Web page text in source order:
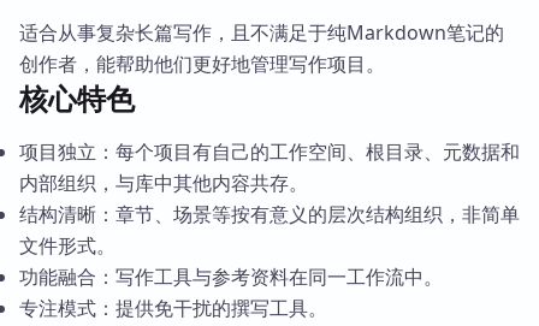
适合从事复杂长篇写作，且不满足于纯Markdown笔记的
创作者，能帮助他们更好地管理写作项目。
核心特色
项目独立：每个项目有自己的工作空间、根目录、元数据和
内部组织，与库中其他内容共存。
结构清晰：章节、场景等按有意义的层次结构组织，非简单
文件形式。
功能融合：写作工具与参考资料在同一工作流中。
专注模式：提供免干扰的撰写工具。